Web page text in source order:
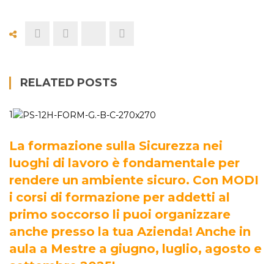
RELATED POSTS
1
La formazione sulla Sicurezza nei
luoghi di lavoro è fondamentale per
rendere un ambiente sicuro. Con MODI
i corsi di formazione per addetti al
primo soccorso li puoi organizzare
anche presso la tua Azienda! Anche in
aula a Mestre a giugno, luglio, agosto e